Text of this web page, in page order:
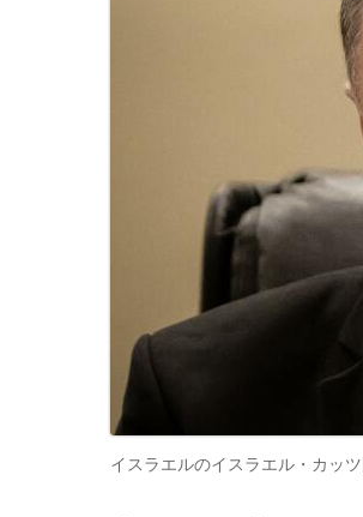
イスラエルのイスラエル・カッ